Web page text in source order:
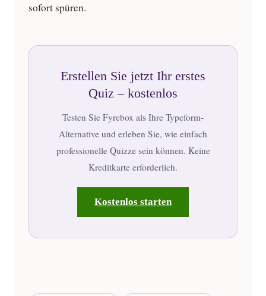
sofort spüren.
Erstellen Sie jetzt Ihr erstes
Quiz – kostenlos
Testen Sie Fyrebox als Ihre Typeform-
Alternative und erleben Sie, wie einfach
professionelle Quizze sein können. Keine
Kreditkarte erforderlich.
Kostenlos starten